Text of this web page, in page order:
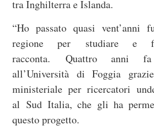
tra Inghilterra e Islanda.
“Ho passato quasi vent’anni
regione per studiare e
racconta. Quattro anni
all’Università di Foggia
ministeriale per ricercatori
al Sud Italia, che gli ha
questo progetto.